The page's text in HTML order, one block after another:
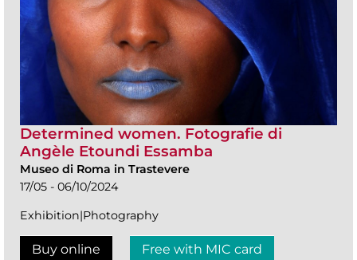
Determined women. Fotografie di
Angèle Etoundi Essamba
Museo di Roma in Trastevere
17/05 - 06/10/2024
Exhibition|Photography
Buy online Free with MIC card